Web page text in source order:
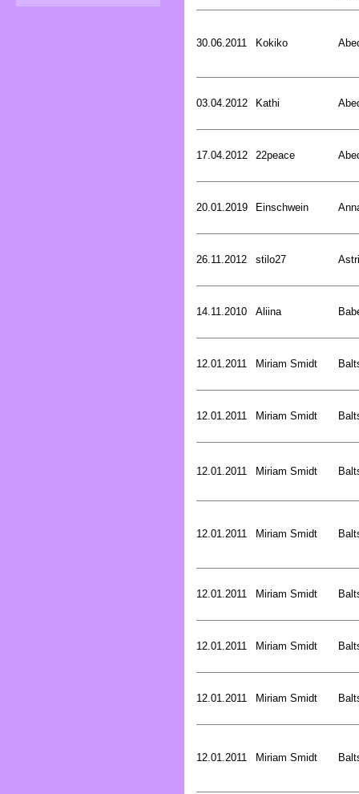
30.06.2011 Kokiko
03.04.2012 Kathi
17.04.2012 22peace
20.01.2019 Einschwein
26.11.2012 stilo27
14.11.2010 Aliina
12.01.2011 Miriam Smidt
12.01.2011 Miriam Smidt
12.01.2011 Miriam Smidt
12.01.2011 Miriam Smidt
12.01.2011 Miriam Smidt
12.01.2011 Miriam Smidt
12.01.2011 Miriam Smidt
12.01.2011 Miriam Smidt